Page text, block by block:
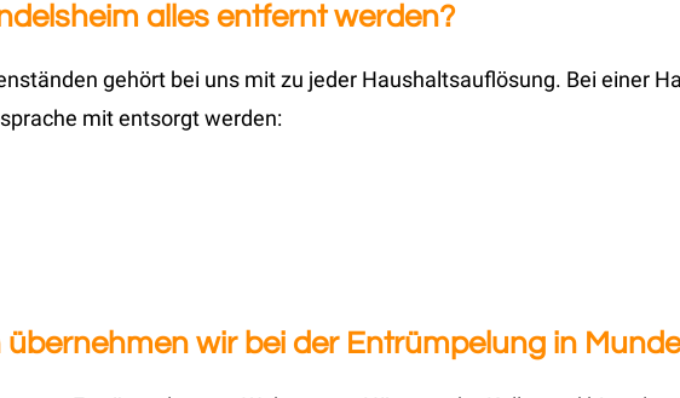
alles entfernt werden?
gehört bei uns mit zu jeder Haushaltsauflösung. Bei einer
mit entsorgt werden:
wir bei der Entrümpelung in